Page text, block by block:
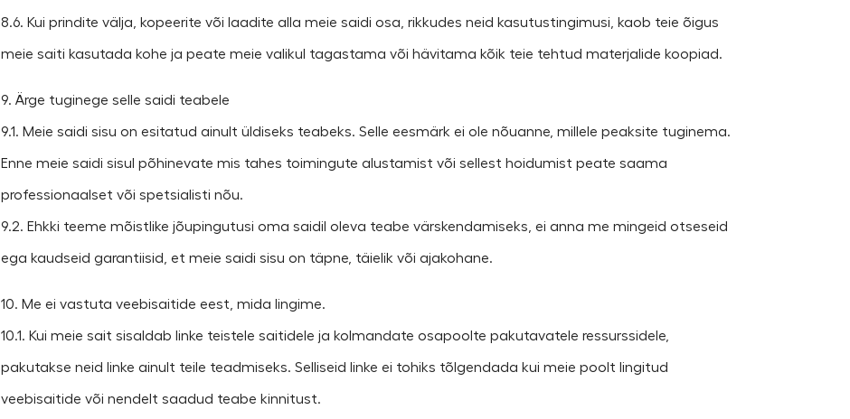
8.6. Kui prindite välja, kopeerite või laadite alla meie saidi osa, rikkudes neid kasutustingimusi, kaob teie õigus
meie saiti kasutada kohe ja peate meie valikul tagastama või hävitama kõik teie tehtud materjalide koopiad.
9. Ärge tuginege selle saidi teabele
9.1. Meie saidi sisu on esitatud ainult üldiseks teabeks. Selle eesmärk ei ole nõuanne, millele peaksite tuginema.
Enne meie saidi sisul põhinevate mis tahes toimingute alustamist või sellest hoidumist peate saama
professionaalset või spetsialisti nõu.
9.2. Ehkki teeme mõistlike jõupingutusi oma saidil oleva teabe värskendamiseks, ei anna me mingeid otseseid
ega kaudseid garantiisid, et meie saidi sisu on täpne, täielik või ajakohane.
10. Me ei vastuta veebisaitide eest, mida lingime.
10.1. Kui meie sait sisaldab linke teistele saitidele ja kolmandate osapoolte pakutavatele ressurssidele,
pakutakse neid linke ainult teile teadmiseks. Selliseid linke ei tohiks tõlgendada kui meie poolt lingitud
veebisaitide või nendelt saadud teabe kinnitust.